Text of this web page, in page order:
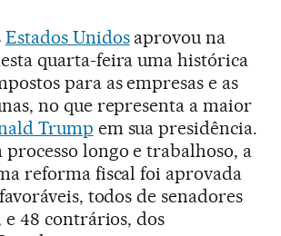
Estados Unidosaprovou na
quarta-feira uma histórica
para as empresas e as
no que representa a maior
Trump em sua presidência.
processo longo e trabalhoso, a
reforma fiscal foi aprovada
todos de senadores
e 48 contrários, dos